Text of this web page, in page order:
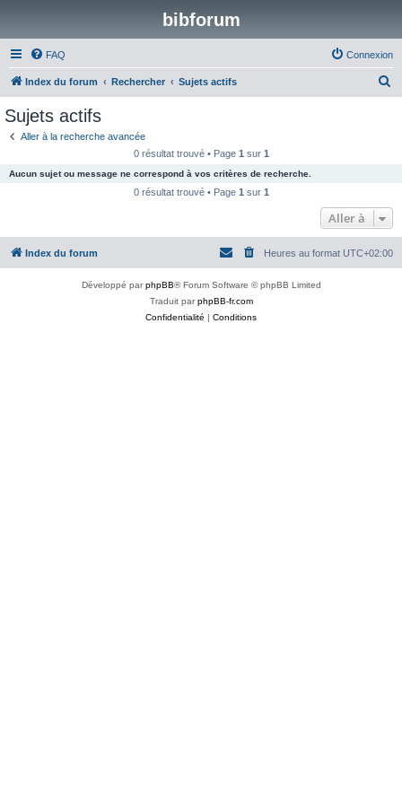
bibforum
FAQ Connexion
Index du forum Rechercher Sujets actifs
c
e
Sujets actifs
Aller à la recherche avancée
0 résultat trouvé • Page 1 sur 1
Aucun sujet ou message ne correspond à vos critères de recherche.
0 résultat trouvé • Page 1 sur 1
Aller à
Index du forum Heures au format UTC+02:00
Développé parphpBB® Forum Software © phpBB Limited
Traduit parphpBB-fr.com
Confidentialité | Conditions